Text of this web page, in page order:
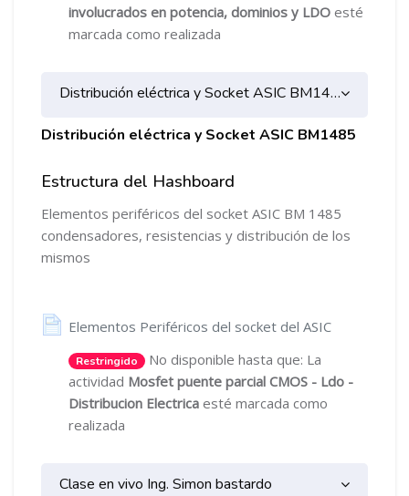
involucrados en potencia, dominios y LDO esté
marcada como realizada
Distribución eléctrica y Socket ASIC BM1485
Distribución eléctrica y Socket ASIC BM1485
Estructura del Hashboard
Elementos periféricos del socket ASIC BM 1485
condensadores, resistencias y distribución de los
mismos
Elementos Periféricos del socket del ASICPágina
Restringido
No disponible hasta que: La
actividad Mosfet puente parcial CMOS - Ldo -
Distribucion Electrica esté marcada como
realizada
Clase en vivo Ing. Simon bastardo